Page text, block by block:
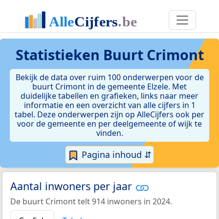
Statistieken Buurt Crimont
Bekijk de data over ruim 100 onderwerpen voor de
buurt Crimont in de gemeente Elzele. Met
duidelijke tabellen en grafieken, links naar meer
informatie en een overzicht van alle cijfers in 1
tabel. Deze onderwerpen zijn op AlleCijfers ook per
voor de gemeente en per deelgemeente of wijk te
vinden.
Pagina inhoud ⇵
Aantal inwoners per jaar
De buurt Crimont telt 914 inwoners in 2024.